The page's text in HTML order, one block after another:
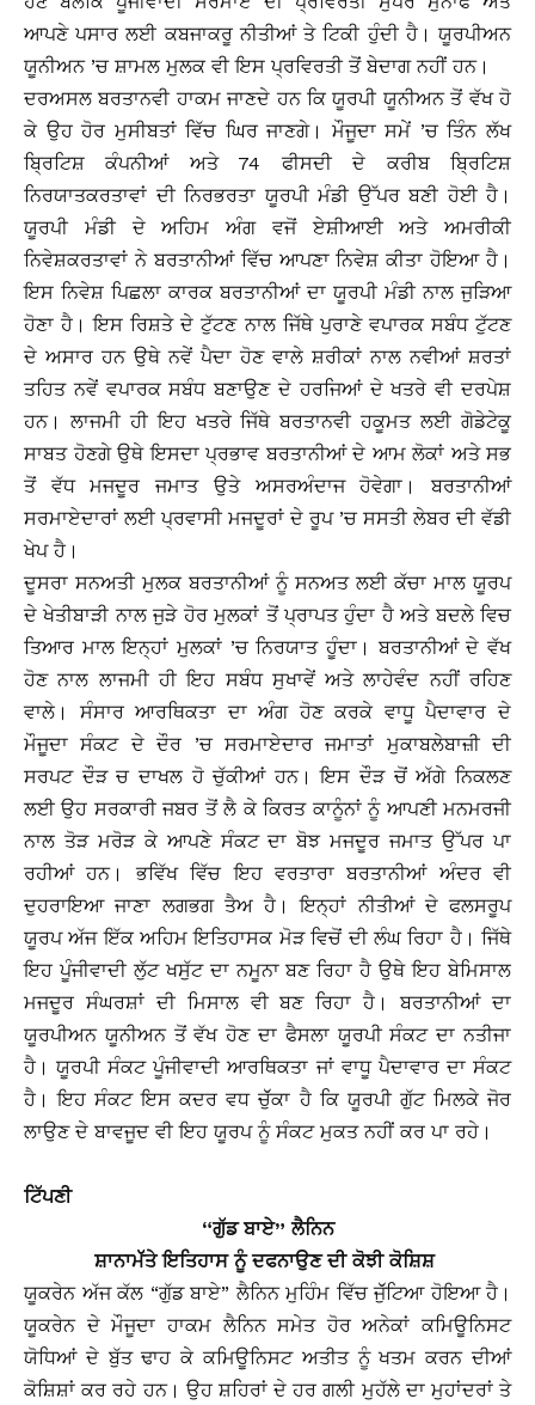
ਆਪਣੇ ਪਸਾਰ ਲਈ ਕਬਜਾਕਰੂ ਨੀਤੀਆਂ ਤੇ ਟਿਕੀ ਹੁੰਦੀ ਹੈ। ਯੂਰਪੀਅਨ
ਯੂਨੀਅਨ ’ਚ ਸ਼ਾਮਲ ਮੁਲਕ ਵੀ ਇਸ ਪ੍ਰਵਿਰਤੀ ਤੋਂ ਬੇਦਾਗ ਨਹੀਂ ਹਨ।
ਦਰਅਸਲ ਬਰਤਾਨਵੀ ਹਾਕਮ ਜਾਣਦੇ ਹਨ ਕਿ ਯੂਰਪੀ ਯੂਨੀਅਨ ਤੋਂ ਵੱਖ ਹੋ
ਕੇ ਉਹ ਹੋਰ ਮੁਸੀਬਤਾਂ ਵਿੱਚ ਘਿਰ ਜਾਣਗੇ। ਮੌਜੂਦਾ ਸਮੇਂ ’ਚ ਤਿੰਨ ਲੱਖ
ਬਿ੍ਰਟਿਸ਼ ਕੰਪਨੀਆਂ ਅਤੇ 74 ਫੀਸਦੀ ਦੇ ਕਰੀਬ ਬਿ੍ਰਟਿਸ਼
ਨਿਰਯਾਤਕਰਤਾਵਾਂ ਦੀ ਨਿਰਭਰਤਾ ਯੂਰਪੀ ਮੰਡੀ ਉੱਪਰ ਬਣੀ ਹੋਈ ਹੈ।
ਯੂਰਪੀ ਮੰਡੀ ਦੇ ਅਹਿਮ ਅੰਗ ਵਜੋਂ ਏਸ਼ੀਆਈ ਅਤੇ ਅਮਰੀਕੀ
ਨਿਵੇਸ਼ਕਰਤਾਵਾਂ ਨੇ ਬਰਤਾਨੀਆਂ ਵਿੱਚ ਆਪਣਾ ਨਿਵੇਸ਼ ਕੀਤਾ ਹੋਇਆ ਹੈ।
ਇਸ ਨਿਵੇਸ਼ ਪਿਛਲਾ ਕਾਰਕ ਬਰਤਾਨੀਆਂ ਦਾ ਯੂਰਪੀ ਮੰਡੀ ਨਾਲ ਜੁੜਿਆ
ਹੋਣਾ ਹੈ। ਇਸ ਰਿਸ਼ਤੇ ਦੇ ਟੁੱਟਣ ਨਾਲ ਜਿੱਥੇ ਪੁਰਾਣੇ ਵਪਾਰਕ ਸਬੰਧ ਟੁੱਟਣ
ਦੇ ਅਸਾਰ ਹਨ ਉਥੇ ਨਵੇਂ ਪੈਦਾ ਹੋਣ ਵਾਲੇ ਸ਼ਰੀਕਾਂ ਨਾਲ ਨਵੀਆਂ ਸ਼ਰਤਾਂ
ਤਹਿਤ ਨਵੇਂ ਵਪਾਰਕ ਸਬੰਧ ਬਣਾਉਣ ਦੇ ਹਰਜਿਆਂ ਦੇ ਖਤਰੇ ਵੀ ਦਰਪੇਸ਼
ਹਨ। ਲਾਜਮੀ ਹੀ ਇਹ ਖਤਰੇ ਜਿੱਥੇ ਬਰਤਾਨਵੀ ਹਕੂਮਤ ਲਈ ਗੋਡੇਟੇਕੂ
ਸਾਬਤ ਹੋਣਗੇ ਉਥੇ ਇਸਦਾ ਪ੍ਰਭਾਵ ਬਰਤਾਨੀਆਂ ਦੇ ਆਮ ਲੋਕਾਂ ਅਤੇ ਸਭ
ਤੋਂ ਵੱਧ ਮਜਦੂਰ ਜਮਾਤ ਉਤੇ ਅਸਰਅੰਦਾਜ ਹੋਵੇਗਾ। ਬਰਤਾਨੀਆਂ
ਸਰਮਾਏਦਾਰਾਂ ਲਈ ਪ੍ਰਵਾਸੀ ਮਜਦੂਰਾਂ ਦੇ ਰੂਪ ’ਚ ਸਸਤੀ ਲੇਬਰ ਦੀ ਵੱਡੀ
ਖੇਪ ਹੈ।
ਦੂਸਰਾ ਸਨਅਤੀ ਮੁਲਕ ਬਰਤਾਨੀਆਂ ਨੂੰ ਸਨਅਤ ਲਈ ਕੱਚਾ ਮਾਲ ਯੂਰਪ
ਦੇ ਖੇਤੀਬਾੜੀ ਨਾਲ ਜੁੜੇ ਹੋਰ ਮੁਲਕਾਂ ਤੋਂ ਪ੍ਰਾਪਤ ਹੁੰਦਾ ਹੈ ਅਤੇ ਬਦਲੇ ਵਿਚ
ਤਿਆਰ ਮਾਲ ਇਨ੍ਹਾਂ ਮੁਲਕਾਂ ’ਚ ਨਿਰਯਾਤ ਹੂੰਦਾ। ਬਰਤਾਨੀਆਂ ਦੇ ਵੱਖ
ਹੋਣ ਨਾਲ ਲਾਜਮੀ ਹੀ ਇਹ ਸਬੰਧ ਸੁਖਾਵੇਂ ਅਤੇ ਲਾਹੇਵੰਦ ਨਹੀਂ ਰਹਿਣ
ਵਾਲੇ। ਸੰਸਾਰ ਆਰਥਿਕਤਾ ਦਾ ਅੰਗ ਹੋਣ ਕਰਕੇ ਵਾਧੂ ਪੈਦਾਵਾਰ ਦੇ
ਮੌਜੂਦਾ ਸੰਕਟ ਦੇ ਦੌਰ ’ਚ ਸਰਮਾਏਦਾਰ ਜਮਾਤਾਂ ਮੁਕਾਬਲੇਬਾਜ਼ੀ ਦੀ
ਸਰਪਟ ਦੌੜ ਚ ਦਾਖਲ ਹੋ ਚੁੱਕੀਆਂ ਹਨ। ਇਸ ਦੌੜ ਚੋਂ ਅੱਗੇ ਨਿਕਲਣ
ਲਈ ਉਹ ਸਰਕਾਰੀ ਜਬਰ ਤੋਂ ਲੈ ਕੇ ਕਿਰਤ ਕਾਨੂੰਨਾਂ ਨੂੰ ਆਪਣੀ ਮਨਮਰਜੀ
ਨਾਲ ਤੋੜ ਮਰੋੜ ਕੇ ਆਪਣੇ ਸੰਕਟ ਦਾ ਬੋਝ ਮਜਦੂਰ ਜਮਾਤ ਉੱਪਰ ਪਾ
ਰਹੀਆਂ ਹਨ। ਭਵਿੱਖ ਵਿੱਚ ਇਹ ਵਰਤਾਰਾ ਬਰਤਾਨੀਆਂ ਅੰਦਰ ਵੀ
ਦੁਹਰਾਇਆ ਜਾਣਾ ਲਗਭਗ ਤੈਅ ਹੈ। ਇਨ੍ਹਾਂ ਨੀਤੀਆਂ ਦੇ ਫਲਸਰੂਪ
ਯੂਰਪ ਅੱਜ ਇੱਕ ਅਹਿਮ ਇਤਿਹਾਸਕ ਮੋੜ ਵਿਚੋਂ ਦੀ ਲੰਘ ਰਿਹਾ ਹੈ। ਜਿੱਥੇ
ਇਹ ਪੂੰਜੀਵਾਦੀ ਲੁੱਟ ਖਸੁੱਟ ਦਾ ਨਮੂਨਾ ਬਣ ਰਿਹਾ ਹੈ ਉਥੇ ਇਹ ਬੇਮਿਸਾਲ
ਮਜਦੂਰ ਸੰਘਰਸ਼ਾਂ ਦੀ ਮਿਸਾਲ ਵੀ ਬਣ ਰਿਹਾ ਹੈ। ਬਰਤਾਨੀਆਂ ਦਾ
ਯੂਰਪੀਅਨ ਯੂਨੀਅਨ ਤੋਂ ਵੱਖ ਹੋਣ ਦਾ ਫੈਸਲਾ ਯੂਰਪੀ ਸੰਕਟ ਦਾ ਨਤੀਜਾ
ਹੈ। ਯੂਰਪੀ ਸੰਕਟ ਪੂੰਜੀਵਾਦੀ ਆਰਥਿਕਤਾ ਜਾਂ ਵਾਧੂ ਪੈਦਾਵਾਰ ਦਾ ਸੰਕਟ
ਹੈ। ਇਹ ਸੰਕਟ ਇਸ ਕਦਰ ਵਧ ਚੁੱੱਕਾ ਹੈ ਕਿ ਯੂਰਪੀ ਗੁੱਟ ਮਿਲਕੇ ਜੋਰ
ਲਾਉਣ ਦੇ ਬਾਵਜੂਦ ਵੀ ਇਹ ਯੂਰਪ ਨੂੰ ਸੰਕਟ ਮੁਕਤ ਨਹੀਂ ਕਰ ਪਾ ਰਹੇ।
ਟਿੱਪਣੀ
“ਗੁੱਡ ਬਾਏ” ਲੈਨਿਨ
ਸ਼ਾਨਾਮੱੱਤੇ ਇਤਿਹਾਸ ਨੂੰ ਦਫਨਾਉਣ ਦੀ ਕੋਝੀ ਕੋਸ਼ਿਸ਼
ਯੂਕਰੇਨ ਅੱਜ ਕੱਲ “ਗੁੱਡ ਬਾਏ” ਲੈਨਿਨ ਮੁਹਿੰਮ ਵਿੱਚ ਜੁੱੱਟਿਆ ਹੋਇਆ ਹੈ।
ਯੂਕਰੇਨ ਦੇ ਮੌਜੂਦਾ ਹਾਕਮ ਲੈਨਿਨ ਸਮੇਤ ਹੋਰ ਅਨੇਕਾਂ ਕਮਿਊਨਿਸਟ
ਯੋਧਿਆਂ ਦੇ ਬੁੱਤ ਢਾਹ ਕੇ ਕਮਿਊਨਿਸਟ ਅਤੀਤ ਨੂੰ ਖਤਮ ਕਰਨ ਦੀਆਂ
ਕੋਸ਼ਿਸ਼ਾਂ ਕਰ ਰਹੇ ਹਨ। ਉਹ ਸ਼ਹਿਰਾਂ ਦੇ ਹਰ ਗਲੀ ਮੁਹੱਲੇ ਦਾ ਮੁਹਾਂਦਰਾਂ ਤੇ